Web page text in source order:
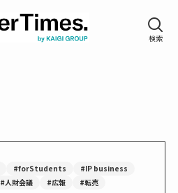
#forStudents
#IP business
#人財会議 #広報 #転売